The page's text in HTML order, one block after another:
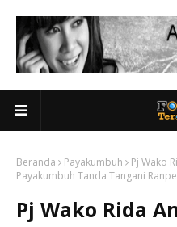
Beranda Payakumbuh
Pj Wako
Payakumbuh Tanda Tangani
Pj Wako Rida